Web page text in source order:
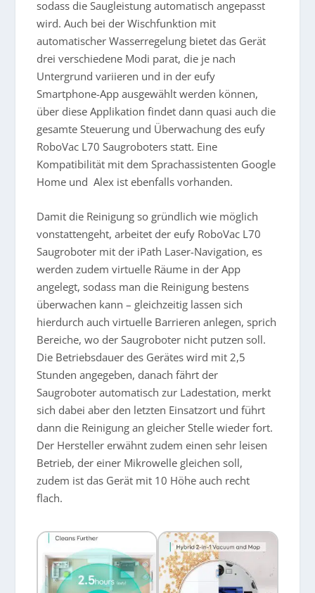
sodass die Saugleistung automatisch angepasst
wird. Auch bei der Wischfunktion mit
automatischer Wasserregelung bietet das Gerät
drei verschiedene Modi parat, die je nach
Untergrund variieren und in der eufy
Smartphone-App ausgewählt werden können,
über diese Applikation findet dann quasi auch die
gesamte Steuerung und Überwachung des eufy
RoboVac L70 Saugroboters statt. Eine
Kompatibilität mit dem Sprachassistenten Google
Home und Alex ist ebenfalls vorhanden.
Damit die Reinigung so gründlich wie möglich
vonstattengeht, arbeitet der eufy RoboVac L70
Saugroboter mit der iPath Laser-Navigation, es
werden zudem virtuelle Räume in der App
angelegt, sodass man die Reinigung bestens
überwachen kann – gleichzeitig lassen sich
hierdurch auch virtuelle Barrieren anlegen, sprich
Bereiche, wo der Saugroboter nicht putzen soll.
Die Betriebsdauer des Gerätes wird mit 2,5
Stunden angegeben, danach fährt der
Saugroboter automatisch zur Ladestation, merkt
sich dabei aber den letzten Einsatzort und führt
dann die Reinigung an gleicher Stelle wieder fort.
Der Hersteller erwähnt zudem einen sehr leisen
Betrieb, der einer Mikrowelle gleichen soll,
zudem ist das Gerät mit 10 Höhe auch recht
flach.